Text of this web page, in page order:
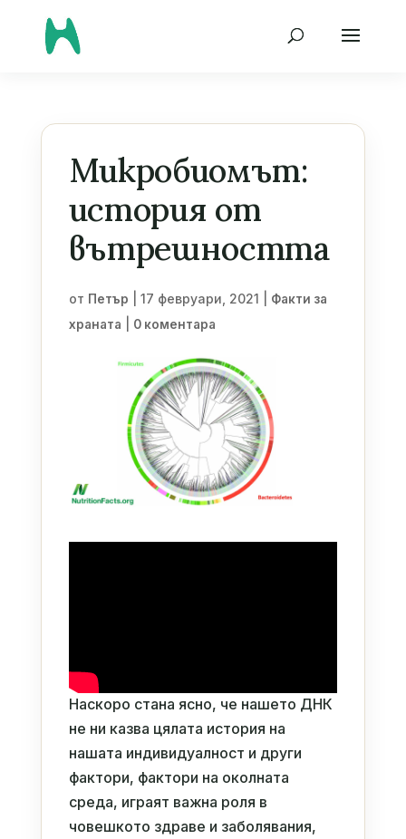
Микробиомът:
история от
вътрешността
от Петър 17 февруари, 2021
Факти за
храната
0 коментара
Наскоро стана ясно, че нашето ДНК
не ни казва цялата история на
нашата индивидуалност и други
фактори, фактори на околната
среда, играят важна роля в
човешкото здраве и заболявания,